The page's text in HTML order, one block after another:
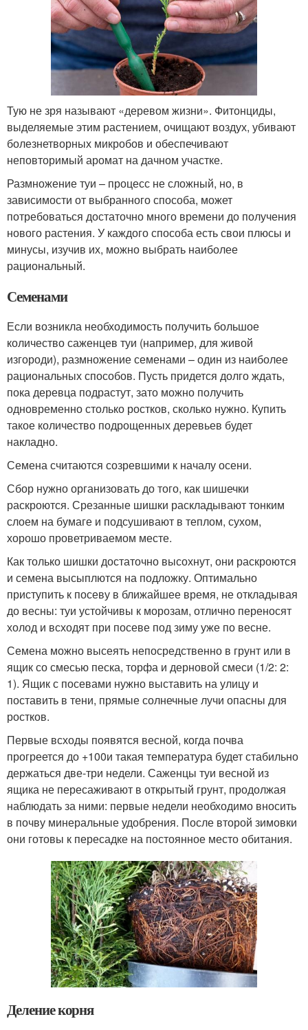
Тую не зря называют «деревом жизни». Фитонциды,
выделяемые этим растением, очищают воздух, убивают
болезнетворных микробов и обеспечивают
неповторимый аромат на дачном участке.
Размножение туи – процесс не сложный, но, в
зависимости от выбранного способа, может
потребоваться достаточно много времени до получения
нового растения. У каждого способа есть свои плюсы и
минусы, изучив их, можно выбрать наиболее
рациональный.
Семенами
Если возникла необходимость получить большое
количество саженцев туи (например, для живой
изгороди), размножение семенами – один из наиболее
рациональных способов. Пусть придется долго ждать,
пока деревца подрастут, зато можно получить
одновременно столько ростков, сколько нужно. Купить
такое количество подрощенных деревьев будет
накладно.
Семена считаются созревшими к началу осени.
Сбор нужно организовать до того, как шишечки
раскроются. Срезанные шишки раскладывают тонким
слоем на бумаге и подсушивают в теплом, сухом,
хорошо проветриваемом месте.
Как только шишки достаточно высохнут, они раскроются
и семена высыплются на подложку. Оптимально
приступить к посеву в ближайшее время, не откладывая
до весны: туи устойчивы к морозам, отлично переносят
холод и всходят при посеве под зиму уже по весне.
Семена можно высеять непосредственно в грунт или в
ящик со смесью песка, торфа и дерновой смеси (1/2: 2:
1). Ящик с посевами нужно выставить на улицу и
поставить в тени, прямые солнечные лучи опасны для
ростков.
Первые всходы появятся весной, когда почва
прогреется до +100и такая температура будет стабильно
держаться две-три недели. Саженцы туи весной из
ящика не пересаживают в открытый грунт, продолжая
наблюдать за ними: первые недели необходимо вносить
в почву минеральные удобрения. После второй зимовки
они готовы к пересадке на постоянное место обитания.
Деление корня